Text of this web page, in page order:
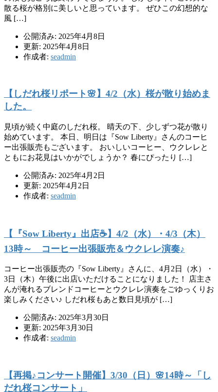
散る桜が格別に美しいと思っています。 ぜひこの幻想的な
風 […]
公開済み: 2025年4月8日
更新: 2025年4月8日
作成者: seadmin
【しだれ桜リポート🌸】4/2（水）桜が散り始めま
した。
見頃が続く中庭のしだれ桜。 晴天の下、少しずつ花が散り
始めています。 本日、明日は『Sow Liberty』さんのコーヒ
ー出張販売もございます。 おいしいコーヒー、ウクレレと
ともにお花見はいかがでしょうか？ 春にぴったり […]
公開済み: 2025年4月2日
更新: 2025年4月2日
作成者: seadmin
【『Sow Liberty』出店☕️】4/2（水）・4/3（木）
13時～ コーヒー出張販売＆ウクレレ演奏♪
コーヒー出張販売の『Sow Liberty』さんに、4月2日（水）・
3日（木）午後に出店いただけることになりました！ 店主さ
んが淹れるブレンドコーヒーとウクレレ演奏をごゆっくりお
楽しみください♪ しだれ桜もあと数日見頃が […]
公開済み: 2025年3月30日
更新: 2025年3月30日
作成者: seadmin
【再掲♪コンサート開催​】3/30（日）🌸14時～「し
だれ桜コンサート」